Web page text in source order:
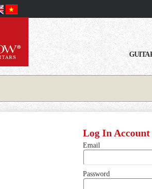
Log In Account
Email
Password